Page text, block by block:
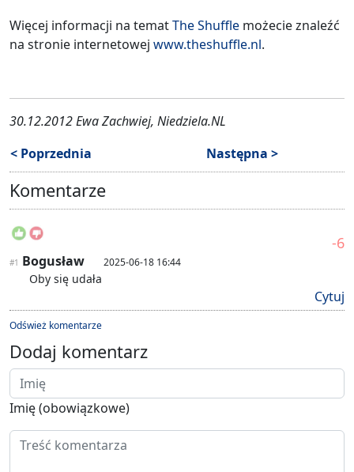
Więcej informacji na tematThe Shuffle możecie znaleźć
na stronie internetowej www.theshuffle.nl.
30.12.2012 Ewa Zachwiej, Niedziela.NL
< Poprzednia
Następna >
Komentarze
-6
#1 Bogusław 2025-06-18 16:44
Oby się udała
Cytuj
Odśwież komentarze
Dodaj komentarz
Imię (obowiązkowe)